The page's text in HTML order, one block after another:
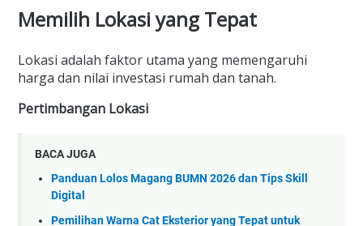
Memilih Lokasi yang Tepat
Lokasi adalah faktor utama yang memengaruhi
harga dan nilai investasi rumah dan tanah.
Pertimbangan Lokasi
BACA JUGA
Panduan Lolos Magang BUMN 2026 dan Tips Skill
Digital
Pemilihan Warna Cat Eksterior yang Tepat untuk